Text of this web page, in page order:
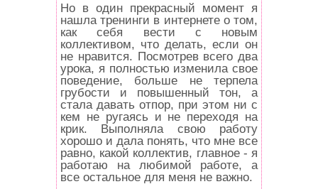
Но в один прекрасный момент я
нашла тренинги в интернете о том,
как себя вести с новым
коллективом, что делать, если он
не нравится. Посмотрев всего два
урока, я полностью изменила свое
поведение, больше не терпела
грубости и повышенный тон, а
стала давать отпор, при этом ни с
кем не ругаясь и не переходя на
крик. Выполняла свою работу
хорошо и дала понять, что мне все
равно, какой коллектив, главное - я
работаю на любимой работе, а
все остальное для меня не важно.